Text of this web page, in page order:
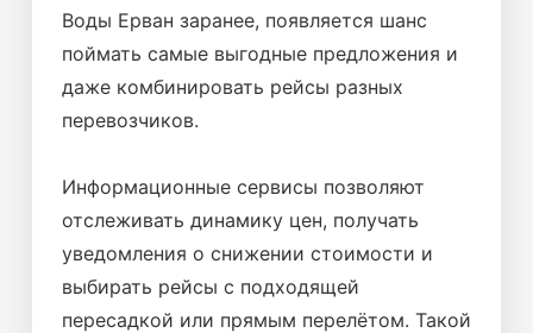
Воды Ерван заранее, появляется шанс
поймать самые выгодные предложения и
даже комбинировать рейсы разных
перевозчиков.
Информационные сервисы позволяют
отслеживать динамику цен, получать
уведомления о снижении стоимости и
выбирать рейсы с подходящей
пересадкой или прямым перелётом. Такой